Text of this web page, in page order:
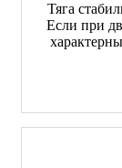
Тяга
Если при